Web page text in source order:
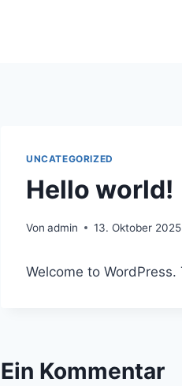
UNCATEGORIZED
Hello world!
Von admin 13. Oktober 2025
Welcome to
Ein Kommentar